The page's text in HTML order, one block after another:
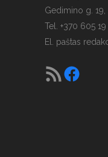
Gedimino g. 19,
Tel. +370 605 19
El. paštas